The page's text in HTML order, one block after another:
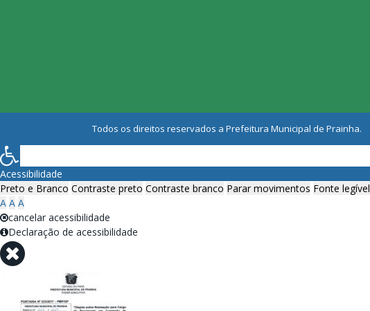
Todos os direitos reservados a Prefeitura Municipal de Prainha.
Acessibilidade
Preto e Branco Contraste preto Contraste branco Parar movimentos Fonte legível
A A A
cancelar acessibilidade
Declaração de acessibilidade